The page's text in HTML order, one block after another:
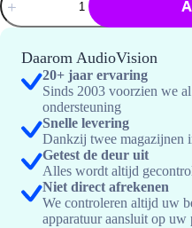
Camera
set
Pro
hoeveelheid
Daarom AudioVision
20+ jaar ervaring
Sinds 2003 voorzien we
ondersteuning
Snelle levering
Dankzij twee magazijnen
Getest de deur uit
Alles wordt altijd
Niet direct afrekenen
We controleren altijd uw
apparatuur aansluit op uw